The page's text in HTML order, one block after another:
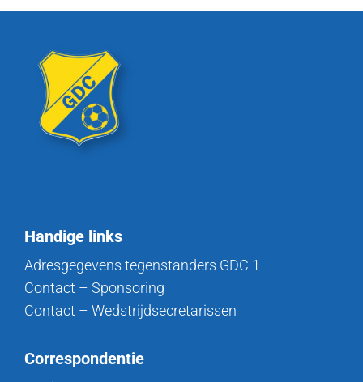
Handige links
Adresgegevens tegenstanders GDC 1
Contact – Sponsoring
Contact – Wedstrijdsecretarissen
Correspondentie